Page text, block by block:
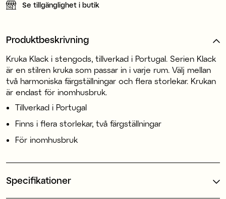
Se tillgänglighet i butik
Produktbeskrivning
Kruka Klack i stengods, tillverkad i Portugal. Serien Klack
är en stilren kruka som passar in i varje rum. Välj mellan
två harmoniska färgställningar och flera storlekar. Krukan
är endast för inomhusbruk.
Tillverkad i Portugal
Finns i flera storlekar, två färgställningar
För inomhusbruk
Specifikationer